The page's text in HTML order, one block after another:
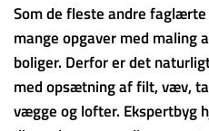
Som de fleste andre
mange opgaver med maling
boliger. Derfor er det
med opsætning af filt, væv,
vægge og lofter. Ekspertbyg